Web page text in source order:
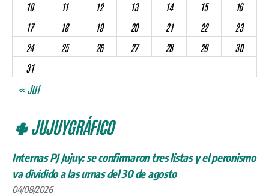
10
11 12 13 14 15
16
17
18 19 20 21 22
23
24
25 26 27 28 29
30
31
« Jul
🌵 JUJUYGRÁFICO
Internas PJ Jujuy: se confirmaron tres listas y el peronismo
va dividido a las urnas del 30 de agosto
04/08/2026